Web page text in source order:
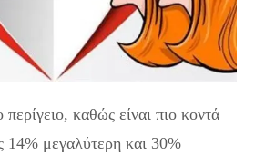
καθώς είναι πιο κοντά
14% μεγαλύτερη και 30%